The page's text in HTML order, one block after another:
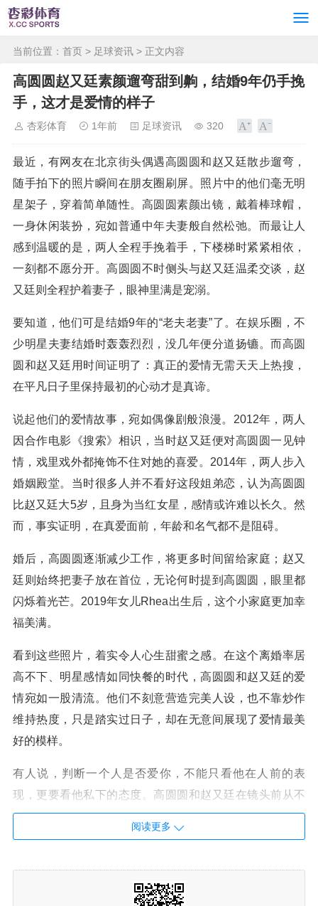
当前位置： 首页 > 足球资讯 > 正文内容
高圆圆赵又廷素颜遛弯甜到齁，结婚9年仍手挽
手，这才是爱情的样子
杏彩体育 1年前 足球资讯 320
最近，有网友在北京街头偶遇高圆圆和赵又廷散步遛弯，
随手拍下的照片瞬间在朋友圈刷屏。照片中的他们毫无明
星架子，穿着简单随性。高圆圆素颜出镜，戴着棒球帽，
一身休闲装扮，宛如普通中年夫妻般自然松弛。而最让人
感到温暖的是，两人全程手挽着手，下楼梯时紧紧相依，
一刻都不愿分开。高圆圆不时侧头与赵又廷温柔交谈，赵
又廷则全程护着妻子，眼神里满是宠溺。
要知道，他们可是结婚9年的“老夫老妻”了。在娱乐圈，不
少明星夫妻结婚时轰轰烈烈，没几年便分道扬镳。而高圆
圆和赵又廷用时间证明了：真正的爱情无需天天上热搜，
在平凡日子里保持最初的心动才是真谛。
说起他们的爱情故事，宛如偶像剧般浪漫。2012年，两人
因合作电影《搜索》相识，当时赵又廷便对高圆圆一见钟
情，戏里戏外都掩饰不住对她的喜爱。2014年，两人步入
婚姻殿堂。当时很多人并不看好这段姐弟恋，认为高圆圆
比赵又廷大5岁，且身为当红女星，感情或许难以长久。然
而，事实证明，在真爱面前，年龄和名气都不是阻碍。
婚后，高圆圆逐渐减少工作，将更多时间留给家庭；赵又
廷则始终把妻子放在首位，无论何时提到高圆圆，眼里都
闪烁着光芒。2019年女儿Rhea出生后，这个小家庭更加幸
福美满。
看到这些照片，着实令人心生甜蜜之感。在这个离婚率居
高不下、明星感情如同快餐的时代，高圆圆和赵又廷的爱
情宛如一股清流。他们不刻意营造完美人设，也不靠炒作
维持热度，只是踏实过日子，却在无意间展现了爱情最美
好的模样。
有人说，判断一个人是否爱你，不能只看他在人前的表
现，更要看他私下的态度。高圆圆和赵又廷在镜头前从不
刻意秀恩爱，可在私下里，却能把平凡的散步变成甜蜜约
会，这一点最是打动人心。
相较于那些天天在社交媒体上晒礼物、晒豪车、晒奢侈生
活的明星夫妻，我更欣赏这种接地气的爱情。它让我们明
阅读更多